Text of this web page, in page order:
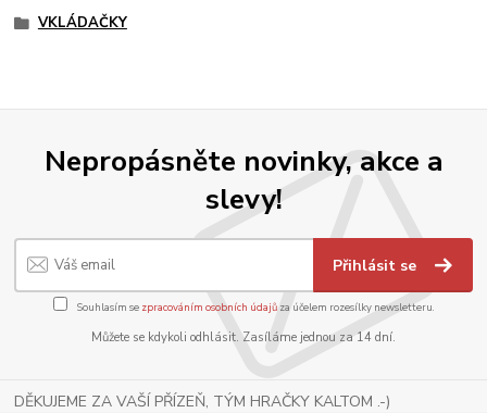
VKLÁDAČKY
Nepropásněte novinky, akce a
slevy!
Přihlásit se
Souhlasím se zpracováním osobních údajůza účelem rozesílky newsletteru.
Můžete se kdykoli odhlásit. Zasíláme jednou za 14 dní.
DĚKUJEME ZA VAŠÍ PŘÍZEŇ, TÝM HRAČKY KALTOM .-)